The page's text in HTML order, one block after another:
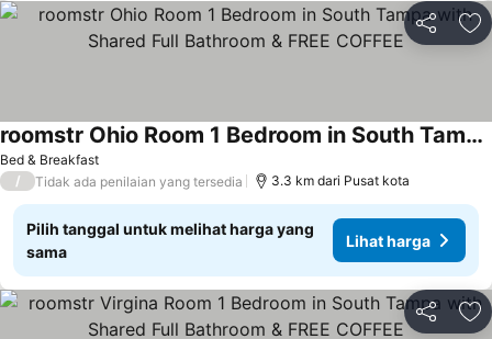
Bagikan
Bed & Breakfast
roomstr Ohio Room 1 Bedroom in South Tampa with Shared Full Bathroom & FREE COFFEE
/ Tidak ada penilaian yang tersedia 3.3 km dari Pusat kota
Pilih tanggal untuk melihat harga yang
sama
Lihat harga
Bagikan